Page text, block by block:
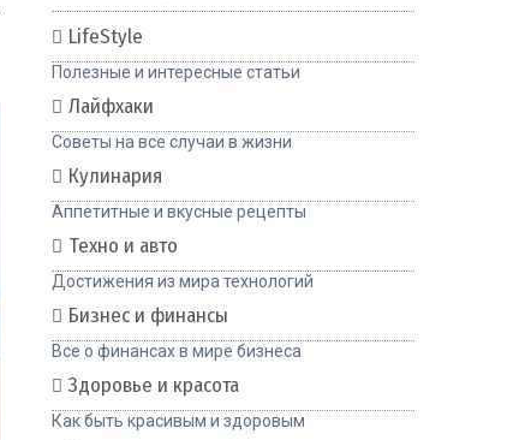
LifeStyle
Полезные и интересные статьи
Лайфхаки
Советы на все случаи в жизни
Кулинария
Аппетитные и вкусные рецепты
Техно и авто
Достижения из мира технологий
Бизнес и финансы
Все о финансах в мире бизнеса
Здоровье и красота
Как быть красивым и здоровым